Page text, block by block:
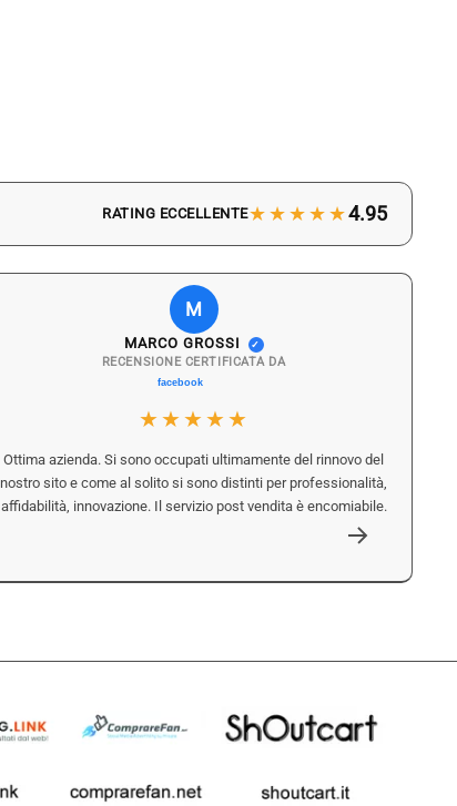
RATING ECCELLENTE★★★★★4.95
M
MARCO GROSSI ✓
RECENSIONE CERTIFICATA DA
★★★★★
Ottima azienda. Si sono occupati ultimamente del rinnovo del
nostro sito e come al solito si sono distinti per professionalità,
affidabilità, innovazione. Il servizio post vendita è encomiabile.